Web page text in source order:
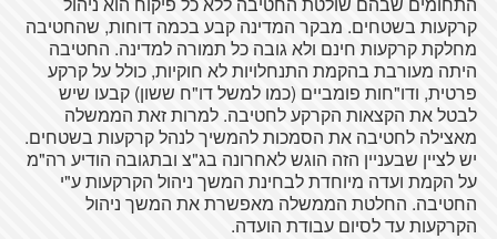
קרקעות בשטחים. מבקר המדינה קבע בכמה דוחות, שהחטיבה
מחלקת קרקעות חינם ולא גובה כל תמורה למדינה. החטיבה
היתה מעורבת בהקמת התנחלויות לא חוקיות, כולל על קרקע
פרטית, ודו"חות פומביים (כמו למשל דו"ח ששון) קבעו שיש
לבטל את הקצאות הקרקע לחטיבה. למרות זאת הממשלה
מאצילה לחטיבה את הסמכות להמשיך לנהל קרקעות בשטחים.
יש לציין שבעניין הזה הוגש לאחרונה בג"צ ובתגובה הודיע רה"מ
על הקמת ועדה מיוחדת לבחינת המשך ניהול הקרקעות ע"י
החטיבה. החלטת הממשלה מאפשרת את המשך ניהול
הקרקעות עד לסיום עבודת הועדה.